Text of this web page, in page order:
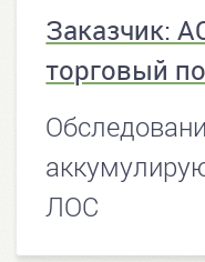
Заказчик:
торговый
ЛОС